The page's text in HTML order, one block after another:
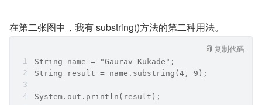
在第二张图中，我有 substring()方法的第二种用法。
String name = "Gaurav Kukade";
String result = name.substring(4, 9);
System.out.println(result);
复制代码